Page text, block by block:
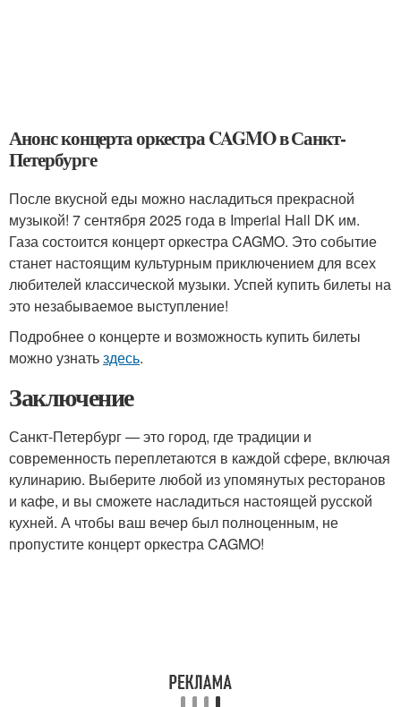
Анонс концерта оркестра CAGMO в Санкт-
Петербурге
После вкусной еды можно насладиться прекрасной
музыкой! 7 сентября 2025 года в Imperial Hall DK им.
Газа состоится концерт оркестра CAGMO. Это событие
станет настоящим культурным приключением для всех
любителей классической музыки. Успей купить билеты на
это незабываемое выступление!
Подробнее о концерте и возможность купить билеты
можно узнатьздесь.
Заключение
Санкт-Петербург — это город, где традиции и
современность переплетаются в каждой сфере, включая
кулинарию. Выберите любой из упомянутых ресторанов
и кафе, и вы сможете насладиться настоящей русской
кухней. А чтобы ваш вечер был полноценным, не
пропустите концерт оркестра CAGMO!